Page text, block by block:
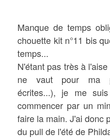
Manque de temps
chouette kit n°11 bis
temps...
N'étant pas très à
ne vaut pour ma
écrites...), je me
commencer par un
faire la main. J'ai donc
du pull de l'été de